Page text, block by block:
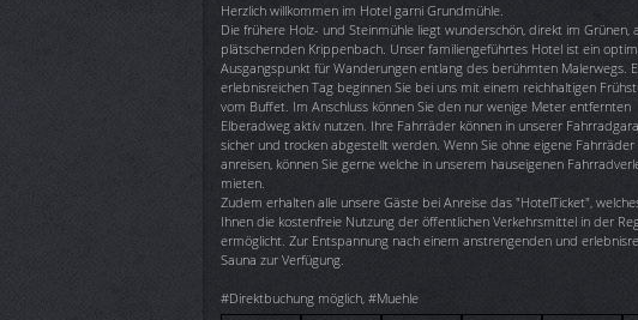
Herzlich willkommen im Hotel garni Grundmühle.
Die frühere Holz- und Steinmühle liegt wunderschön, direkt im Grünen,
plätschernden Krippenbach. Unser familiengeführtes Hotel ist ein
Ausgangspunkt für Wanderungen entlang des berühmten Malerwegs.
erlebnisreichen Tag beginnen Sie bei uns mit einem reichhaltigen
vom Buffet. Im Anschluss können Sie den nur wenige Meter entfernten
Elberadweg aktiv nutzen. Ihre Fahrräder können in unserer
sicher und trocken abgestellt werden. Wenn Sie ohne eigene Fahrräder
anreisen, können Sie gerne welche in unserem hauseigenen
mieten.
Zudem erhalten alle unsere Gäste bei Anreise das "HotelTicket",
Ihnen die kostenfreie Nutzung der öffentlichen Verkehrsmittel in der
ermöglicht. Zur Entspannung nach einem anstrengenden und
Sauna zur Verfügung.
#Direktbuchung möglich, #Muehle